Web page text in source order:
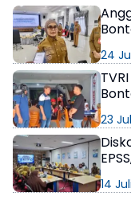
24
23
14